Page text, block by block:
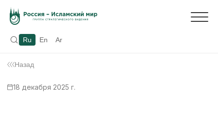
Ru En Ar
Назад
18 декабря 2025 г.